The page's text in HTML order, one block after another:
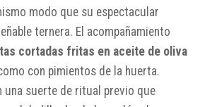
modo que su espectacular
ternera. El acompañamiento
cortadas fritas en aceite de oliva
con pimientos de la huerta.
una suerte de ritual previo que